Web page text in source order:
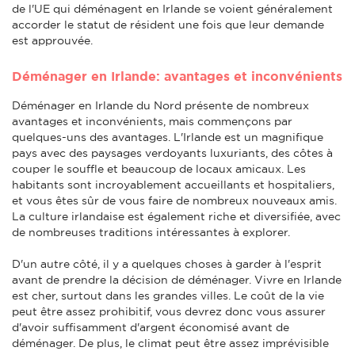
de l'UE qui déménagent en Irlande se voient généralement
accorder le statut de résident une fois que leur demande
est approuvée.
Déménager en Irlande: avantages et inconvénients
Déménager en Irlande du Nord présente de nombreux
avantages et inconvénients, mais commençons par
quelques-uns des avantages. L'Irlande est un magnifique
pays avec des paysages verdoyants luxuriants, des côtes à
couper le souffle et beaucoup de locaux amicaux. Les
habitants sont incroyablement accueillants et hospitaliers,
et vous êtes sûr de vous faire de nombreux nouveaux amis.
La culture irlandaise est également riche et diversifiée, avec
de nombreuses traditions intéressantes à explorer.
D'un autre côté, il y a quelques choses à garder à l'esprit
avant de prendre la décision de déménager. Vivre en Irlande
est cher, surtout dans les grandes villes. Le coût de la vie
peut être assez prohibitif, vous devrez donc vous assurer
d'avoir suffisamment d'argent économisé avant de
déménager. De plus, le climat peut être assez imprévisible